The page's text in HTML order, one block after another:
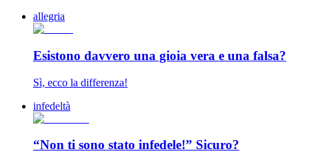
allegria
Esistono davvero una gioia vera e una falsa?
Sì, ecco la differenza!
infedeltà
“Non ti sono stato infedele!” Sicuro?